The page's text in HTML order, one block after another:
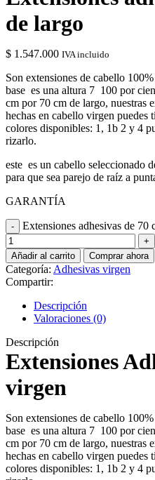
de largo
$ 1.547.000 IVA incluido
Son extensiones de cabello
base es una altura 7 100 por
cm por 70 cm de largo, nuestras
hechas en cabello virgen puedes
colores disponibles: 1, 1b 2 y 4
rizarlo.
este es un cabello
para que sea parejo de raíz a
GARANTÍA
Extensiones adhesivas de 70
Añadir al carrito Comprar ahora
Categoría: Adhesivas virgen
Compartir:
Descripción
Valoraciones (0)
Descripción
Extensiones
virgen
Son extensiones de cabello
base es una altura 7 100 por
cm por 70 cm de largo, nuestras
hechas en cabello virgen puedes
colores disponibles: 1, 1b 2 y 4